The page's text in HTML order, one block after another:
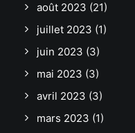
août 2023 (21)
juillet 2023 (1)
juin 2023 (3)
mai 2023 (3)
avril 2023 (3)
mars 2023 (1)